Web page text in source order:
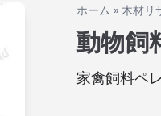
ホーム » 木材リ
動物飼
家禽飼料ペ